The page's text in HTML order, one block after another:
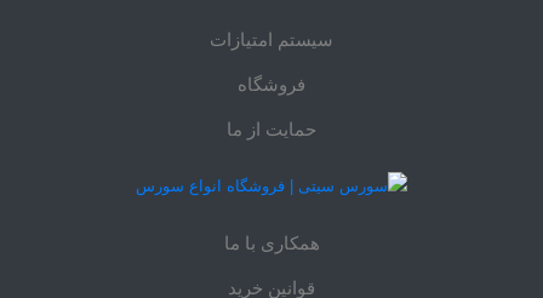
سیستم امتیازات
فروشگاه
حمایت از ما
همکاری با ما
قوانین خرید